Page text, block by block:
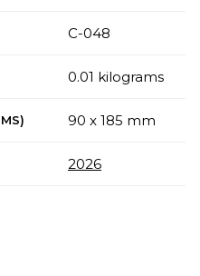
С-048
0.01 kilograms
90 x 185 mm
2026